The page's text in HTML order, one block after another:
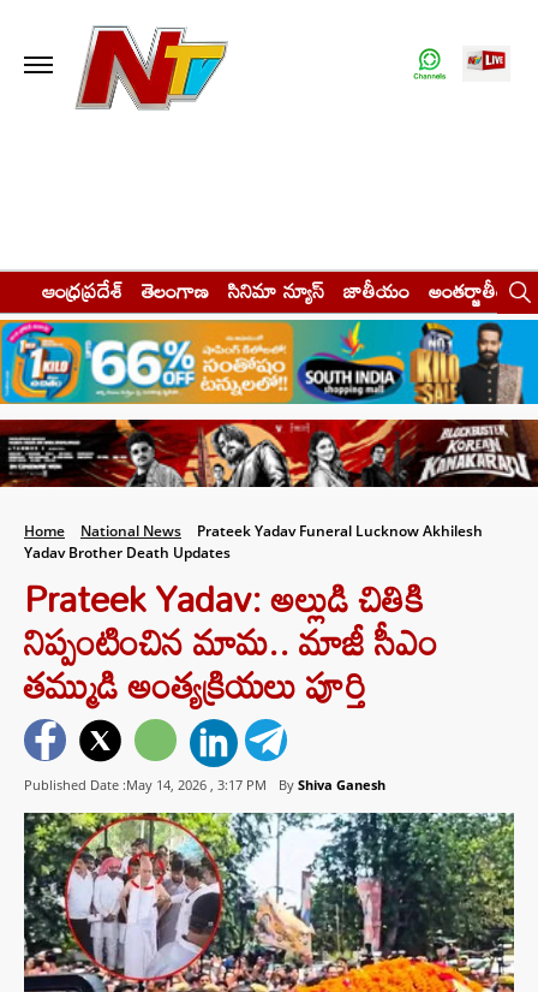
ఆంధ్రప్రదేశ్ తెలంగాణ సినిమా న్యూస్ జాతీయం అంతర్జాతీయం
Home National News
Prateek Yadav Funeral Lucknow Akhilesh
Yadav Brother Death Updates
Prateek Yadav: అల్లుడి చితికి
నిప్పంటించిన మామ.. మాజీ సీఎం
తమ్ముడి అంత్యక్రియలు పూర్తి
Published Date :May 14, 2026 , 3:17 PM By Shiva Ganesh